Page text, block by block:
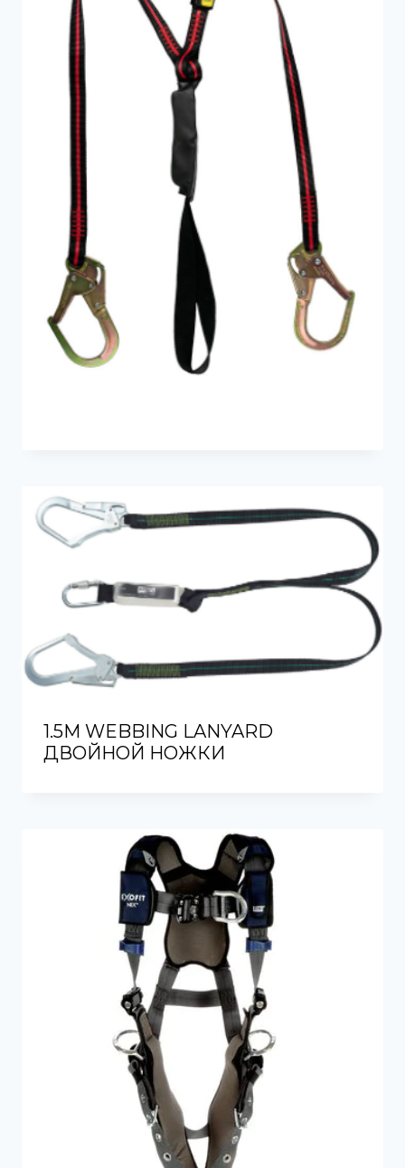
1.5M WEBBING LANYARD
ДВОЙНОЙ НОЖКИ